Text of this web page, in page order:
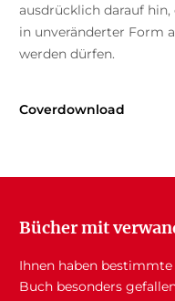
ausdrücklich darauf
in unveränderter Form
werden dürfen.
Coverdownload
Bücher mit
Ihnen haben
Buch besonders